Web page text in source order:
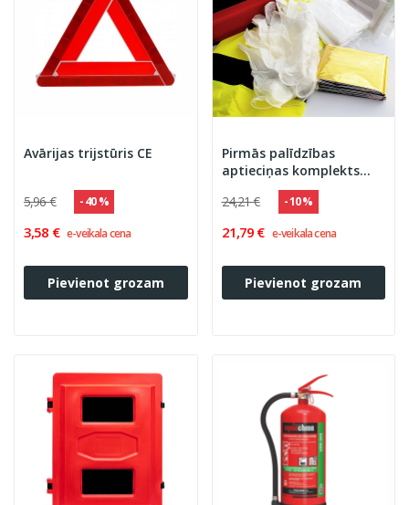
Avārijas trijstūris CE
5,96 € - 40 %
3,58 € e-veikala cena
Pievienot grozam
Pirmās palīdzības
aptieciņas komplekts
24,21 € - 10 %
21,79 € e-veikala cena
Pievienot grozam